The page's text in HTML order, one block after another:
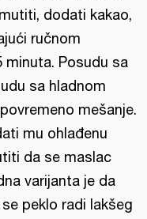
dodati kakao,
ručnom
minuta. Posudu sa
sa hladnom
mešanje.
mu ohlađenu
da se maslac
varijanta je da
peklo radi lakšeg